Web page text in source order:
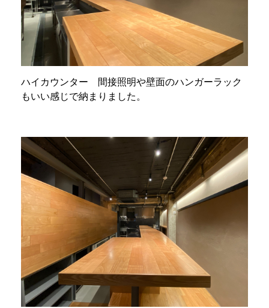
ハイカウンター 間接照明や壁面のハンガーラック
もいい感じで納まりました。